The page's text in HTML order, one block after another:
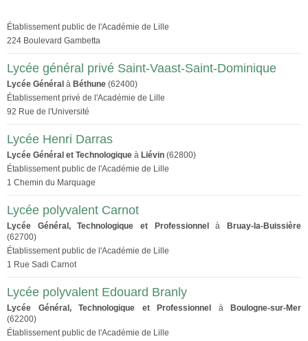
Établissement public de l'Académie de Lille
224 Boulevard Gambetta
Lycée général privé Saint-Vaast-Saint-Dominique
Lycée Général à Béthune (62400)
Établissement privé de l'Académie de Lille
92 Rue de l'Université
Lycée Henri Darras
Lycée Général et Technologique à Liévin (62800)
Établissement public de l'Académie de Lille
1 Chemin du Marquage
Lycée polyvalent Carnot
Lycée Général, Technologique et Professionnel à
Bruay-la-Buissière
(62700)
Établissement public de l'Académie de Lille
1 Rue Sadi Carnot
Lycée polyvalent Edouard Branly
Lycée Général, Technologique et Professionnel à
Boulogne-sur-Mer
(62200)
Établissement public de l'Académie de Lille